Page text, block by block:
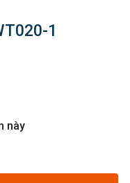
1
này